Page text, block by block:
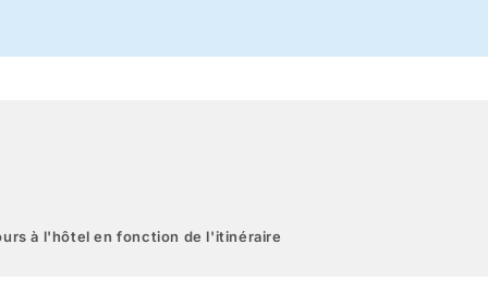
à l'hôtel en fonction de l'itinéraire